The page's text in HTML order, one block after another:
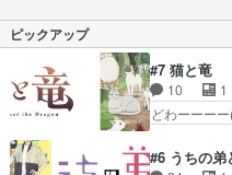
マでキスシ
と思ってた
月の心の救
うゴール同
ん）と結ば
ピックアップ
#7 猫と竜
10 1
どわーーー
んが久しぶ
#6 うちの弟